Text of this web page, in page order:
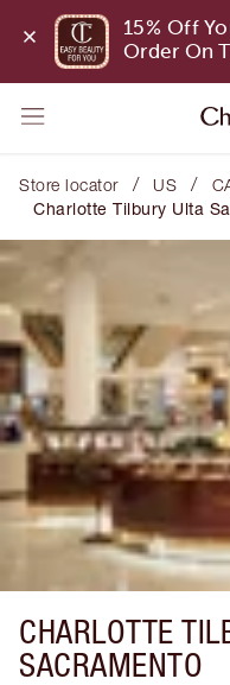
15% Off
Order On
Store locator / US /
Charlotte Tilbury Ulta
CHARLOTTE
SACRAMENTO